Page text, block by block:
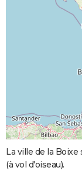
La ville de la
(à vol d'oiseau).